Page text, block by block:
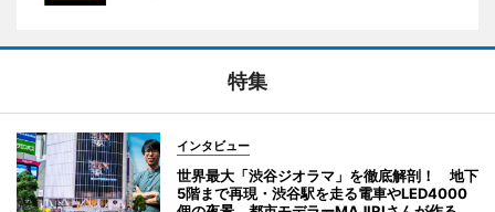
特集
インタビュー
世界最大「渋谷ジオラマ」を徹底解剖！ 地下
5階まで再現・渋谷駅を走る電車やLED4000